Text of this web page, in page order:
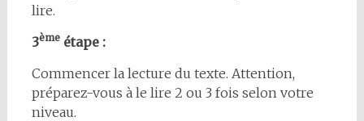
lire.
3èmeétape :
Commencer la lecture du texte. Attention,
préparez-vous à le lire 2 ou 3 fois selon votre
niveau.